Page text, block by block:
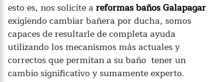
esto es, nos solicite areformas baños Galapagar
exigiendo cambiar bañera por ducha, somos
capaces de resultarle de completa ayuda
utilizando los mecanismos más actuales y
correctos que permitan a su baño tener un
cambio significativo y sumamente experto.